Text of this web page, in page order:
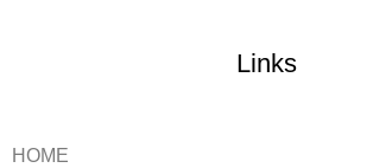
Links
HOME